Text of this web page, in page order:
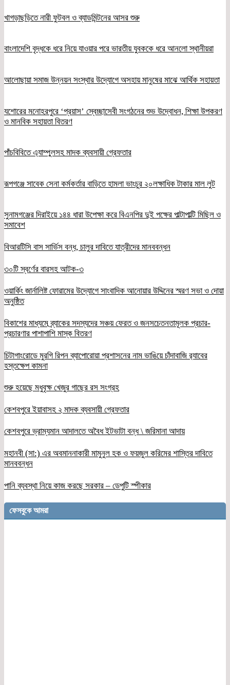
খাগড়াছড়িতে নারী ফুটবল ও ব্যাডমিন্টনের আসর শুরু
বাংলাদেশি বৃদ্ধকে ধরে নিয়ে যাওয়ার পরে ভারতীয় যুবককে ধরে আনলো স্থানীয়রা
আলোছায়া সমাজ উন্নয়ন সংস্থার উদ্যোগে অসহায় মানুষের মাঝে আর্থিক সহায়তা
যশোরের মনোহরপুরে ‘প্রয়াস’ স্বেচ্ছাসেবী সংগঠনের শুভ উদ্বোধন, শিক্ষা উপকরণ
ও মানবিক সহায়তা বিতরণ
পাঁচবিবিতে এ্যাম্পুলসহ মাদক ব্যবসায়ী গ্রেফতার
রূপগঞ্জে সাবেক সেনা কর্মকর্তার বাড়িতে হামলা ভাংচুর ২০লক্ষাধিক টাকার মাল লুট
সুনামগঞ্জের দিরাইয়ে ১৪৪ ধারা উপেক্ষা করে বিএনপির দুই পক্ষের পাল্টাপাল্টি মিছিল ও
সমাবেশ
বিআরটিসি বাস সার্ভিস বন্ধ, চালুর দাবিতে যাত্রীদের মানববন্ধন
৩০টি স্বর্ণের বারসহ আটক-৩
ওয়ার্কিং জার্নালিষ্ট ফোরামের উদ্যোগে সাংবাদিক আনোয়ার উদ্দিনের স্মরণ সভা ও দোয়া
অনুষ্ঠিত
বিকাশের মাধ্যমে ব্র্যাকের সদস্যদের সঞ্চয় ফেরত ও জনসচেতনতামূলক প্রচার-
প্রচারণার পাশাপাশি মাস্ক বিতরণ
চিটাগাংরোডে মুরগি রিপন ব্যাপোরোয়া প্রশাসনের নাম ভাঙিয়ে চাঁদাবাজি র‌্যাবের
হস্তক্ষেপ কামনা
শুরু হয়েছে মধুবৃক্ষ খেজুর গাছের রস সংগ্রহ
কেশবপুরে ইয়াবাসহ ২ মাদক ব্যবসায়ী গ্রেফতার
কেশবপুরে ভ্রাম্যমান আদালতে অবৈধ ইটভাটা বন্ধ \ জরিমানা আদায়
মহানবী (সা:) এর অবমাননাকারী মামুনুল হক ও ফয়জুল করিমের শাস্তির দাবিতে
মানববন্ধন
পানি ব্যবস্থা নিয়ে কাজ করছে সরকার – ডেপুটি স্পীকার
ফেসবুকে আমরা